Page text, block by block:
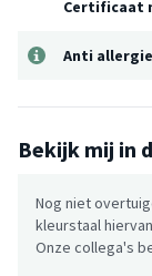
Certificaat
Anti allergie
Bekijk mij in
Nog niet
kleurstaal
Onze collega's